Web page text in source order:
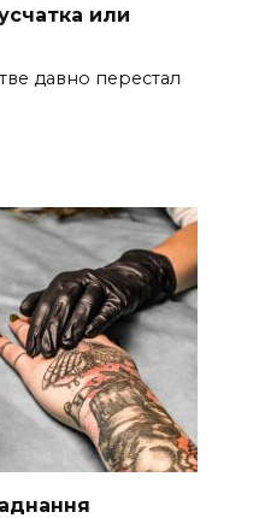
или
давно перестал